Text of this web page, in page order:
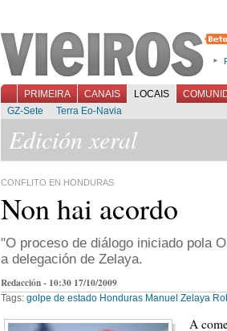
PRIMEIRA CANAIS LOCAIS
GZ-Sete
Terra Eo-Navia
Edición xeral
CONFLITO EN HONDURAS
Non hai acordo
"O proceso de diálogo iniciado pola
a delegación de Zelaya.
Redacción - 10:30 17/10/2009
Tags: golpe de estado Honduras Manuel Zelaya
A